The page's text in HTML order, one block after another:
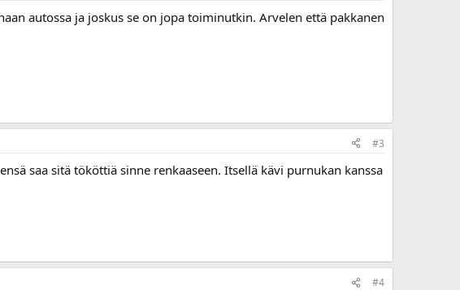
autossa ja joskus se on jopa toiminutkin. Arvelen että pakkanen
#3
saa sitä tököttiä sinne renkaaseen. Itsellä kävi purnukan kanssa
#4